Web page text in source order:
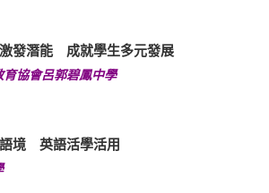
發潛能 成就學生多元發展
協會呂郭碧鳳中學
境 英語活學活用